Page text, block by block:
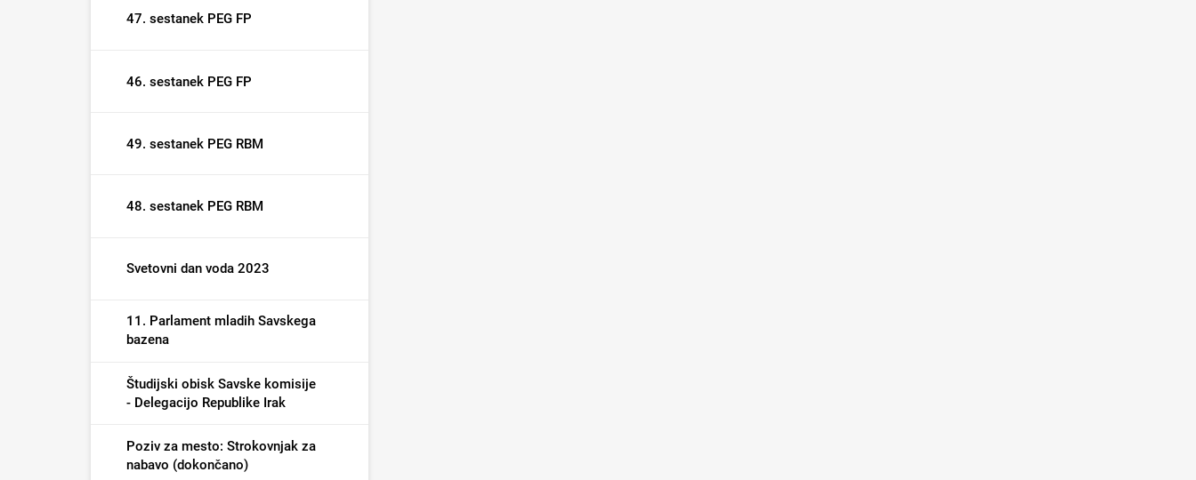
47. sestanek PEG FP
46. sestanek PEG FP
49. sestanek PEG RBM
48. sestanek PEG RBM
Svetovni dan voda 2023
11. Parlament mladih Savskega
bazena
Študijski obisk Savske komisije
- Delegacijo Republike Irak
Poziv za mesto: Strokovnjak za
nabavo (dokončano)